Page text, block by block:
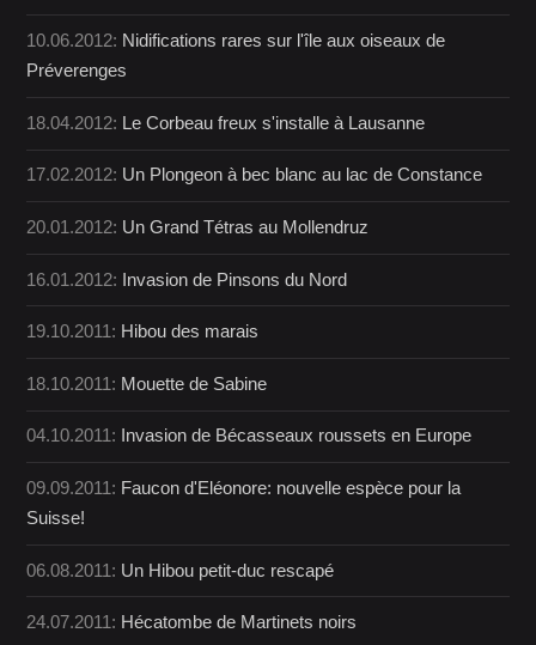
10.06.2012: Nidifications rares sur l'île aux oiseaux de
Préverenges
18.04.2012: Le Corbeau freux s'installe à Lausanne
17.02.2012: Un Plongeon à bec blanc au lac de Constance
20.01.2012: Un Grand Tétras au Mollendruz
16.01.2012: Invasion de Pinsons du Nord
19.10.2011: Hibou des marais
18.10.2011: Mouette de Sabine
04.10.2011: Invasion de Bécasseaux roussets en Europe
09.09.2011: Faucon d'Eléonore: nouvelle espèce pour la
Suisse!
06.08.2011: Un Hibou petit-duc rescapé
24.07.2011: Hécatombe de Martinets noirs